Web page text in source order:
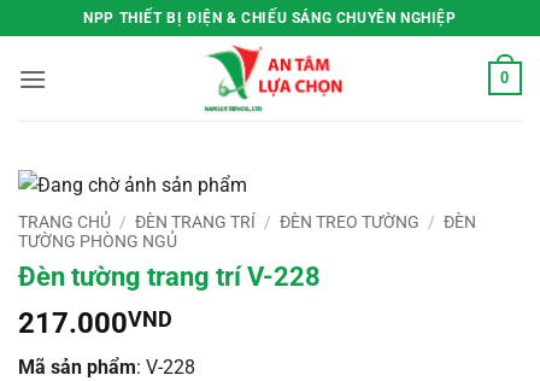
qua
nội
NPP THIẾT BỊ ĐIỆN & CHIẾU SÁNG CHUYÊN NGHIỆP
0
TRANG CHỦ / ĐÈN TRANG TRÍ / ĐÈN TREO TƯỜNG / ĐÈN
TƯỜNG PHÒNG NGỦ
Đèn tường trang trí V-228
217.000VND
Mã sản phẩm: V-228